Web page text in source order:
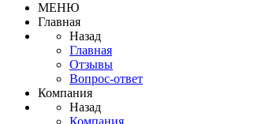
МЕНЮ
Главная
Назад
Главная
Отзывы
Вопрос-ответ
Компания
Назад
Компания